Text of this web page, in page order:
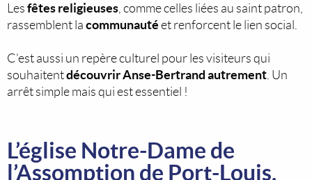
Les fêtes religieuses, comme celles liées au saint patron,
rassemblent la communauté et renforcent le lien social.
C’est aussi un repère culturel pour les visiteurs qui
souhaitentdécouvrir Anse-Bertrand autrement. Un
arrêt simple mais qui est essentiel !
L’église Notre-Dame de
l’Assomption de Port-Louis,